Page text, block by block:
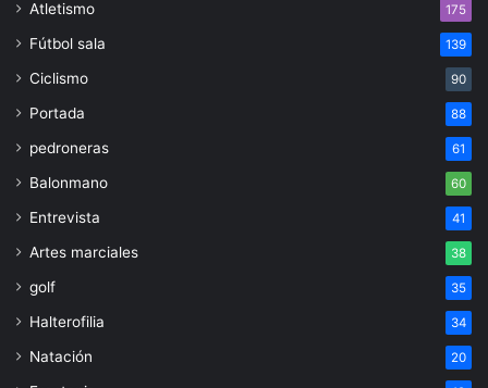
Atletismo 175
Fútbol sala 139
Ciclismo 90
Portada 88
pedroneras 61
Balonmano 60
Entrevista 41
Artes marciales 38
golf 35
Halterofilia 34
Natación 20